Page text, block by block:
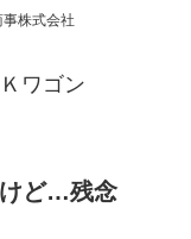
株式会社
ワゴン
けど…残念